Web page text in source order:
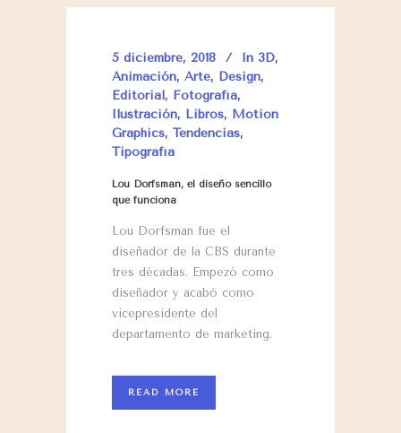
5 diciembre, 2018 In 3D,
Animación, Arte, Design,
Editorial, Fotografía,
Ilustración, Libros, Motion
Graphics, Tendencias,
Tipografía
Lou Dorfsman, el diseño sencillo
que funciona
Lou Dorfsman fue el
diseñador de la CBS durante
tres décadas. Empezó como
diseñador y acabó como
vicepresidente del
departamento de marketing.
READ MORE